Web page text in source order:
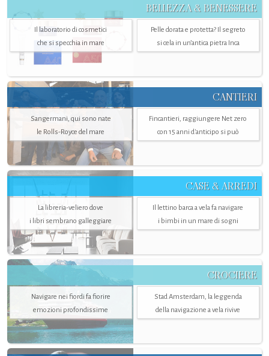
BELLEZZA & BENESSERE
Il laboratorio di cosmetici
che si specchia in mare
Pelle dorata e protetta? Il segreto
si cela in un’antica pietra Inca
CANTIERI
Sangermani, qui sono nate
le Rolls-Royce del mare
Fincantieri, raggiungere Net zero
con 15 anni d'anticipo si può
CASE & ARREDI
La libreria-veliero dove
i libri sembrano galleggiare
Il lettino barca a vela fa navigare
i bimbi in un mare di sogni
CROCIERE
Navigare nei fiordi fa fiorire
emozioni profondissime
Stad Amsterdam, la leggenda
della navigazione a vela rivive